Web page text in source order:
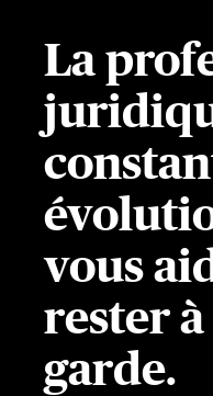
La
vous
rester à
garde.